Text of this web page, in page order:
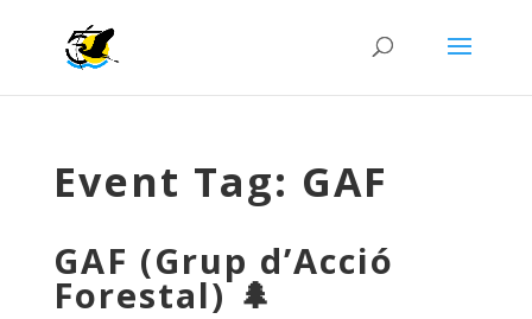
Event Tag: GAF
GAF (Grup d’Acció
Forestal) 🌲